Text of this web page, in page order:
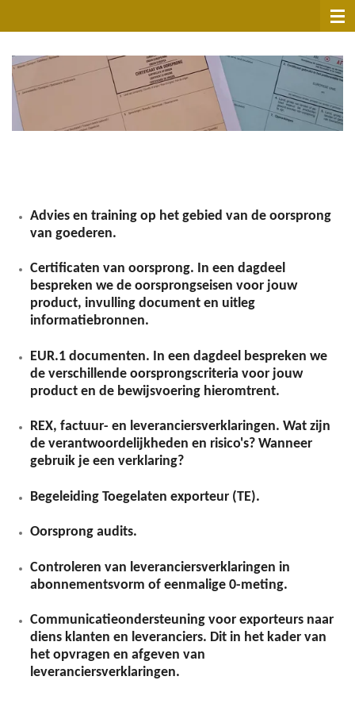
direct
de
hoofdinhoud
Advies en training op het gebied van de oorsprong
van goederen.
Certificaten van oorsprong. In een dagdeel
bespreken we de oorsprongseisen voor jouw
product, invulling document en uitleg
informatiebronnen.
EUR.1 documenten. In een dagdeel bespreken we
de verschillende oorsprongscriteria voor jouw
product en de bewijsvoering hieromtrent.
REX, factuur- en leveranciersverklaringen. Wat zijn
de verantwoordelijkheden en risico's? Wanneer
gebruik je een verklaring?
Begeleiding Toegelaten exporteur (TE).
Oorsprong audits.
Controleren van leveranciersverklaringen in
abonnementsvorm of eenmalige 0-meting.
Communicatieondersteuning voor exporteurs naar
diens klanten en leveranciers. Dit in het kader van
het opvragen en afgeven van
leveranciersverklaringen.